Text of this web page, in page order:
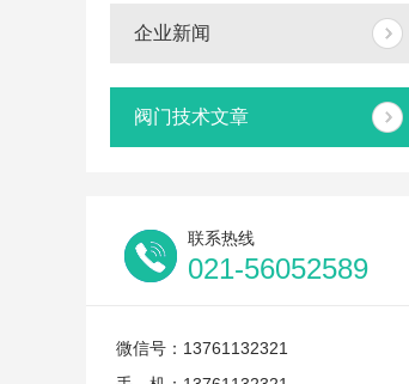
企业新闻
阀门技术文章
联系热线
021-56052589
微信号：13761132321